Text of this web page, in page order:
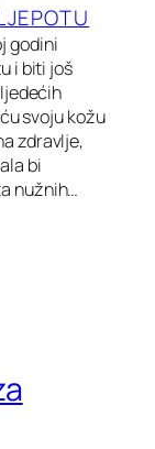
godini
i biti još
svoju kožu
zdravlje,
bi
nužnih…